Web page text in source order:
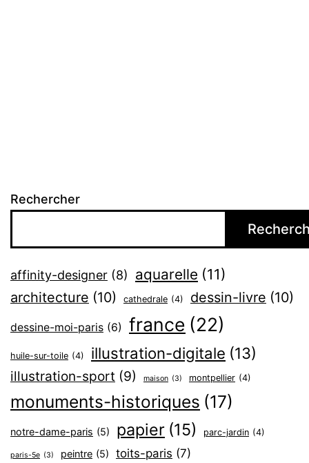
Rechercher
affinity-designer (8) aquarelle (11)
architecture (10) cathedrale (4) dessin-livre (10)
dessine-moi-paris (6) france (22)
huile-sur-toile (4) illustration-digitale (13)
illustration-sport (9) maison (3) montpellier (4)
monuments-historiques (17)
notre-dame-paris (5) papier (15) parc-jardin (4)
paris-5e (3) peintre (5) toits-paris (7)